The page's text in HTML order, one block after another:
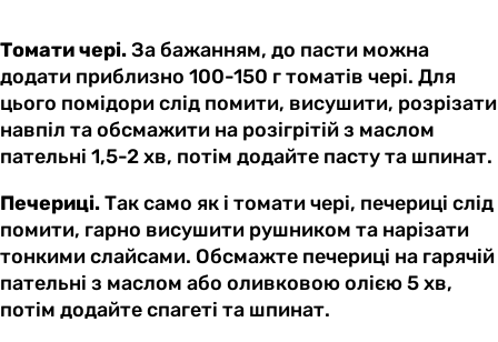
Томати чері.За бажанням, до пасти можна
додати приблизно 100-150 г томатів чері. Для
цього помідори слід помити, висушити, розрізати
навпіл та обсмажити на розігрітій з маслом
пательні 1,5-2 хв, потім додайте пасту та шпинат.
Печериці.Так само як і томати чері, печериці слід
помити, гарно висушити рушником та нарізати
тонкими слайсами. Обсмажте печериці на гарячій
пательні з маслом або оливковою олією 5 хв,
потім додайте спагеті та шпинат.